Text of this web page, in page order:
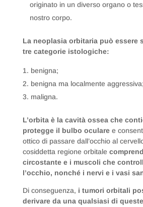
originato in un diverso organo o
nostro corpo.
La neoplasia orbitaria può essere
tre categorie istologiche:
benigna;
benigna ma localmente aggressiva;
maligna.
L’orbita è la cavità ossea che
protegge il bulbo ocularee
ottico di passare dall’occhio al
cosiddetta regione orbitale
circostante e i muscoli che
l’occhio, nonché i nervi e i vasi
Di conseguenza, i tumori orbitali
derivare da una qualsiasi di